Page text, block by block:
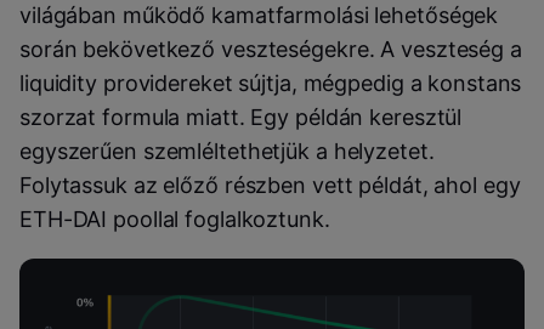
világában működő kamatfarmolási lehetőségek
során bekövetkező veszteségekre. A veszteség a
liquidity providereket sújtja, mégpedig a konstans
szorzat formula miatt. Egy példán keresztül
egyszerűen szemléltethetjük a helyzetet.
Folytassuk az előző részben vett példát, ahol egy
ETH-DAI poollal foglalkoztunk.